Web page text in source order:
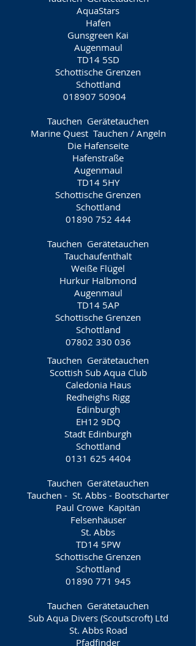
AquaStars
Hafen
Gunsgreen Kai
Augenmaul
TD14 5SD
Schottische Grenzen
Schottland
018907 50904
Tauchen Gerätetauchen
Marine Quest Tauchen / Angeln
Die Hafenseite
Hafenstraße
Augenmaul
TD14 5HY
Schottische Grenzen
Schottland
01890 752 444
Tauchen Gerätetauchen
Tauchaufenthalt
Weiße Flügel
Hurkur Halbmond
Augenmaul
TD14 5AP
Schottische Grenzen
Schottland
07802 330 036
Tauchen Gerätetauchen
Scottish Sub Aqua Club
Caledonia Haus
Redheighs Rigg
Edinburgh
EH12 9DQ
Stadt Edinburgh
Schottland
0131 625 4404
Tauchen Gerätetauchen
Tauchen - St. Abbs - Bootscharter
Paul Crowe Kapitän
Felsenhäuser
St. Abbs
TD14 5PW
Schottische Grenzen
Schottland
01890 771 945
Tauchen Gerätetauchen
Sub Aqua Divers (Scoutscroft) Ltd
St. Abbs Road
Pfadfinder